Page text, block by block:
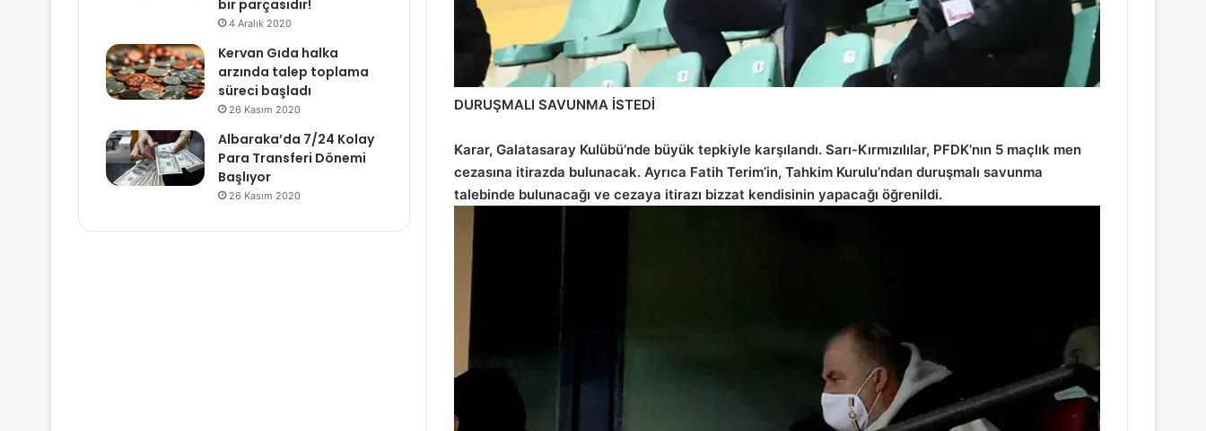
DURUŞMALI SAVUNMA İSTEDİ
Karar, Galatasaray Kulübü’nde büyük tepkiyle karşılandı. Sarı-Kırmızılılar, PFDK’nın 5 maçlık men
cezasına itirazda bulunacak. Ayrıca Fatih Terim’in, Tahkim Kurulu’ndan duruşmalı savunma
talebinde bulunacağı ve cezaya itirazı bizzat kendisinin yapacağı öğrenildi.
bir parçasıdır!
4 Aralık 2020
Kervan Gıda halka
arzında talep toplama
süreci başladı
26 Kasım 2020
Albaraka’da 7/24 Kolay
Para Transferi Dönemi
Başlıyor
26 Kasım 2020